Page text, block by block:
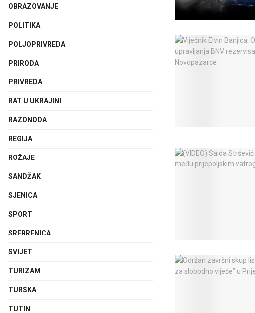
OBRAZOVANJE
POLITIKA
POLJOPRIVREDA
PRIRODA
PRIVREDA
RAT U UKRAJINI
RAZONODA
REGIJA
ROŽAJE
SANDŽAK
SJENICA
SPORT
SREBRENICA
SVIJET
TURIZAM
TURSKA
TUTIN